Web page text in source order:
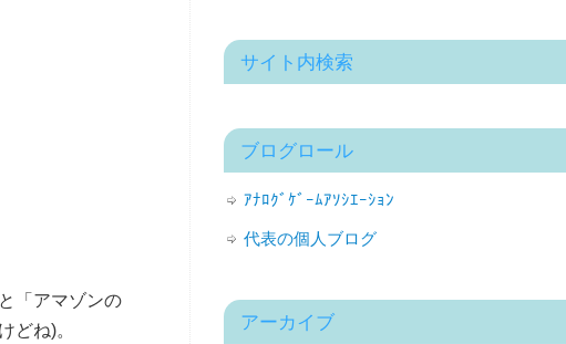
「アマゾンの
どね)。
サイト内検索
ブログロール
ｱﾅﾛｸﾞｹﾞｰﾑｱｿｼｴｰｼｮﾝ
代表の個人ブログ
アーカイブ